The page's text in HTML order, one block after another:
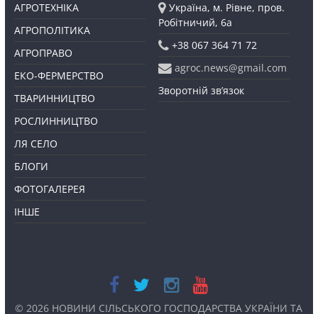
АГРОТЕХНІКА
АГРОПОЛІТИКА
АГРОПРАВО
ЕКО-ФЕРМЕРСТВО
ТВАРИННИЦТВО
РОСЛИННИЦТВО
ЛЯ СЕЛО
БЛОГИ
ФОТОГАЛЕРЕЯ
ІНШЕ
Україна, м. Рівне, пров.
Робітничий, 6а
+38 067 364 71 72
agroc.news@gmail.com
Зворотній зв’язок
© 2026 НОВИНИ СІЛЬСЬКОГО ГОСПОДАРСТВА УКРАЇНИ ТА